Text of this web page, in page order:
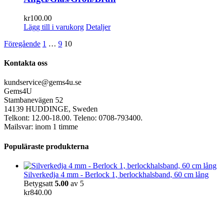
kr100.00
Lägg till i varukorg Detaljer
Föregående 1 … 9 10
Kontakta oss
kundservice@gems4u.se
Gems4U
Stambanevägen 52
14139 HUDDINGE, Sweden
Telkont: 12.00-18.00. Teleno: 0708-793400.
Mailsvar: inom 1 timme
Populäraste produkterna
Silverkedja 4 mm - Berlock 1, berlockhalsband, 60 cm lång
Betygsatt 5.00 av 5
kr840.00